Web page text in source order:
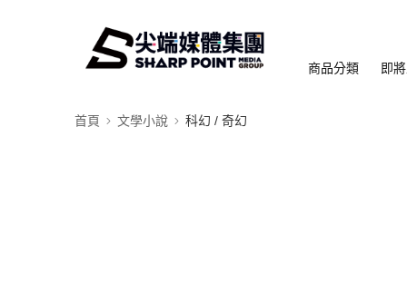
商品分類 即
首頁 文學小說 科幻 / 奇幻